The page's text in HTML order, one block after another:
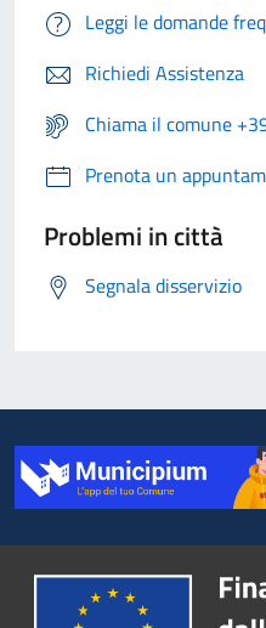
Leggi le domande
Richiedi Assistenza
Chiama il comune
Prenota un
Problemi in città
Segnala disservizio